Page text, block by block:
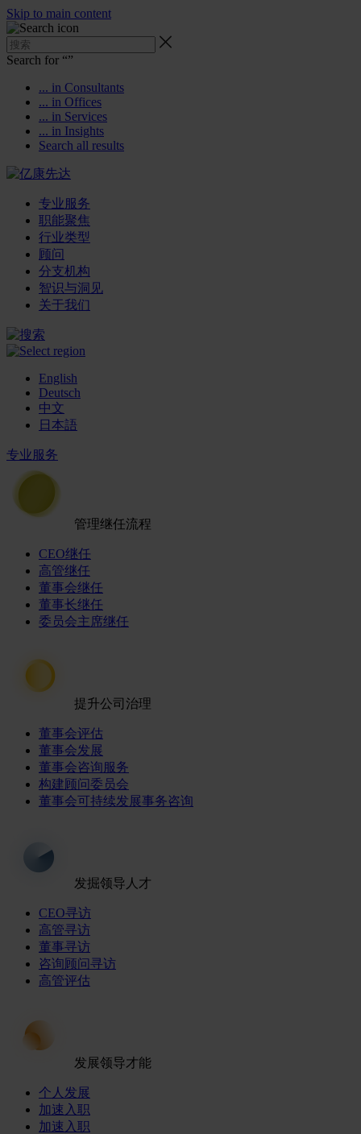
Skip to main content
Search for “”
... in Consultants
... in Offices
... in Services
... in Insights
Search all results
专业服务
职能聚焦
行业类型
顾问
分支机构
智识与洞见
关于我们
English
Deutsch
中文
日本語
专业服务
管理继任流程
CEO继任
高管继任
董事会继任
董事长继任
委员会主席继任
提升公司治理
董事会评估
董事会发展
董事会咨询服务
构建顾问委员会
董事会可持续发展事务咨询
发掘领导人才
CEO寻访
高管寻访
董事寻访
咨询顾问寻访
高管评估
发展领导才能
个人发展
加速入职
加速入职